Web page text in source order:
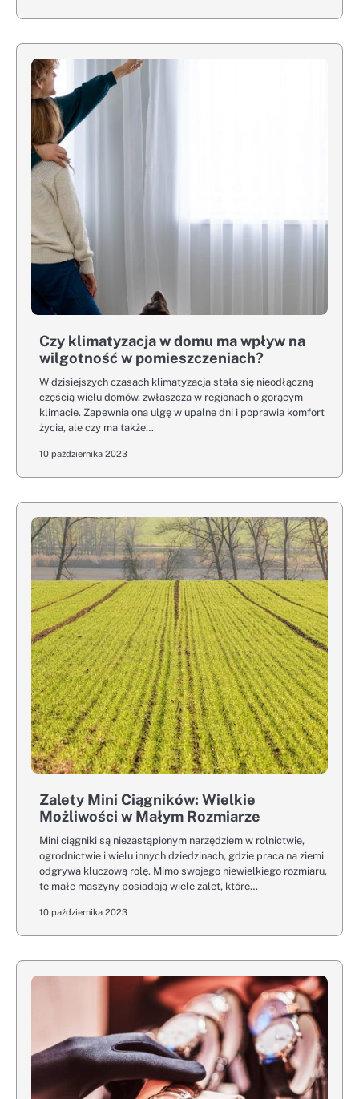
Czy klimatyzacja w domu ma wpływ na
wilgotność w pomieszczeniach?
W dzisiejszych czasach klimatyzacja stała się nieodłączną
częścią wielu domów, zwłaszcza w regionach o gorącym
klimacie. Zapewnia ona ulgę w upalne dni i poprawia komfort
życia, ale czy ma także…
10 października 2023
Zalety Mini Ciągników: Wielkie
Możliwości w Małym Rozmiarze
Mini ciągniki są niezastąpionym narzędziem w rolnictwie,
ogrodnictwie i wielu innych dziedzinach, gdzie praca na ziemi
odgrywa kluczową rolę. Mimo swojego niewielkiego rozmiaru,
te małe maszyny posiadają wiele zalet, które…
10 października 2023